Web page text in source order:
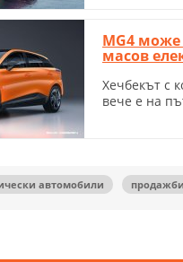
MG4
масов
Хечбекът с
вече е на
автомобили продажби